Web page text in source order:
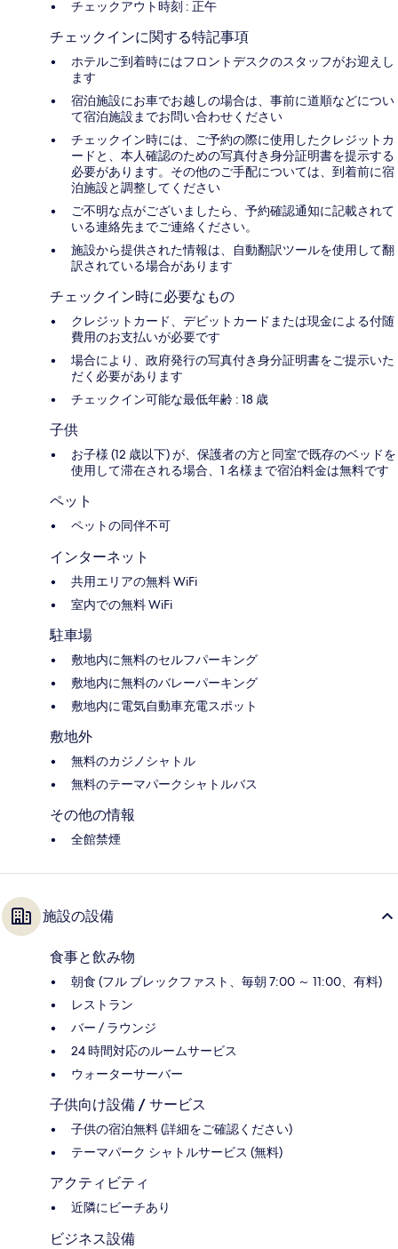
チェックアウト時刻 : 正午
チェックインに関する特記事項
ホテルご到着時にはフロントデスクのスタッフがお迎えし
ます
宿泊施設にお車でお越しの場合は、事前に道順などについ
て宿泊施設までお問い合わせください
チェックイン時には、ご予約の際に使用したクレジットカ
ードと、本人確認のための写真付き身分証明書を提示する
必要があります。その他のご手配については、到着前に宿
泊施設と調整してください
ご不明な点がございましたら、予約確認通知に記載されて
いる連絡先までご連絡ください。
施設から提供された情報は、自動翻訳ツールを使用して翻
訳されている場合があります
チェックイン時に必要なもの
クレジットカード、デビットカードまたは現金による付随
費用のお支払いが必要です
場合により、政府発行の写真付き身分証明書をご提示いた
だく必要があります
チェックイン可能な最低年齢 : 18 歳
子供
お子様 (12 歳以下) が、保護者の方と同室で既存のベッドを
使用して滞在される場合、1 名様まで宿泊料金は無料です
ペット
ペットの同伴不可
インターネット
共用エリアの無料 WiFi
室内での無料 WiFi
駐車場
敷地内に無料のセルフパーキング
敷地内に無料のバレーパーキング
敷地内に電気自動車充電スポット
敷地外
無料のカジノシャトル
無料のテーマパークシャトルバス
その他の情報
全館禁煙
施設の設備
食事と飲み物
朝食 (フル ブレックファスト、毎朝 7:00 ～ 11:00、有料)
レストラン
バー / ラウンジ
24 時間対応のルームサービス
ウォーターサーバー
子供向け設備 / サービス
子供の宿泊無料 (詳細をご確認ください)
テーマパーク シャトルサービス (無料)
アクティビティ
近隣にビーチあり
ビジネス設備